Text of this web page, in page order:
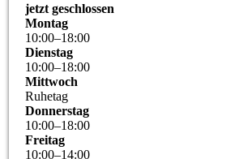
jetzt geschlossen
Montag
10:00–18:00
Dienstag
10:00–18:00
Mittwoch
Ruhetag
Donnerstag
10:00–18:00
Freitag
10:00–14:00